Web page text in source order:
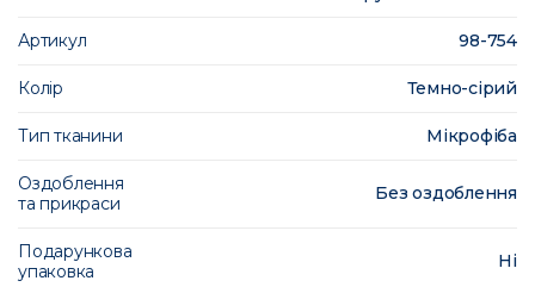
Артикул 98-754
Колір Темно-сірий
Тип тканини Мікрофіба
Оздоблення
та прикраси
Без оздоблення
Подарункова
упаковка
Ні